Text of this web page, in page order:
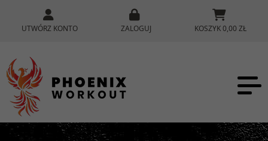
UTWÓRZ KONTO ZALOGUJ KOSZYK 0,00 ZŁ